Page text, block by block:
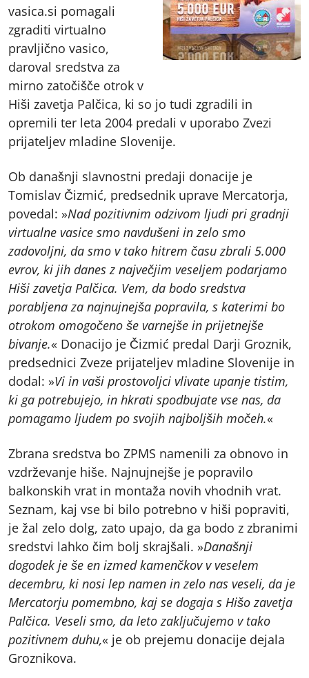
vasica.si pomagali
zgraditi virtualno
pravljično vasico,
daroval sredstva za
mirno zatočišče otrok v
Hiši zavetja Palčica, ki so jo tudi zgradili in
opremili ter leta 2004 predali v uporabo Zvezi
prijateljev mladine Slovenije.
Ob današnji slavnostni predaji donacije je
Tomislav Čizmić, predsednik uprave Mercatorja,
povedal: »Nad pozitivnim odzivom ljudi pri gradnji
virtualne vasice smo navdušeni in zelo smo
zadovoljni, da smo v tako hitrem času zbrali 5.000
evrov, ki jih danes z največjim veseljem podarjamo
Hiši zavetja Palčica. Vem, da bodo sredstva
porabljena za najnujnejša popravila, s katerimi bo
otrokom omogočeno še varnejše in prijetnejše
bivanje.« Donacijo je Čizmić predal Darji Groznik,
predsednici Zveze prijateljev mladine Slovenije in
dodal: »Vi in vaši prostovoljci vlivate upanje tistim,
ki ga potrebujejo, in hkrati spodbujate vse nas, da
pomagamo ljudem po svojih najboljših močeh.«
Zbrana sredstva bo ZPMS namenili za obnovo in
vzdrževanje hiše. Najnujnejše je popravilo
balkonskih vrat in montaža novih vhodnih vrat.
Seznam, kaj vse bi bilo potrebno v hiši popraviti,
je žal zelo dolg, zato upajo, da ga bodo z zbranimi
sredstvi lahko čim bolj skrajšali. »Današnji
dogodek je še en izmed kamenčkov v veselem
decembru, ki nosi lep namen in zelo nas veseli, da je
Mercatorju pomembno, kaj se dogaja s Hišo zavetja
Palčica. Veseli smo, da leto zaključujemo v tako
pozitivnem duhu,« je ob prejemu donacije dejala
Groznikova.